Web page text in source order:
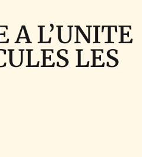
A L’UNITE
LES